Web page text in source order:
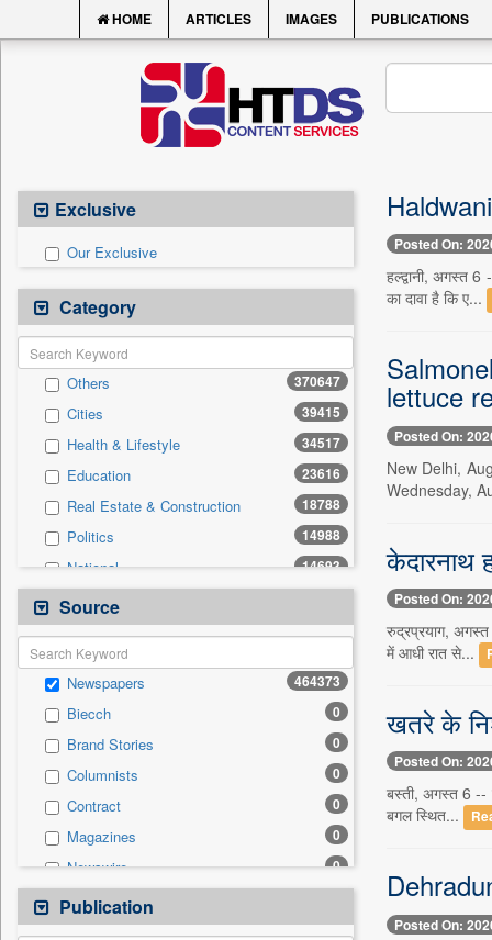
HOME ARTICLES IMAGES PUBLICATIONS
Exclusive
Our Exclusive
Category
Others 370647
Cities 39415
Health & Lifestyle 34517
Education 23616
Real Estate & Construction 18788
Politics 14988
National 14693
Technology
Business & Finance 12002
Sports
International 7740
Travel 3002
Employment 2205
Entertainment 2189
Auto 1393
General News 0
Government News 0
Press Release
Source
Newspapers 464373
Biecch 0
Brand Stories 0
Columnists 0
Contract 0
Magazines 0
Newswire 0
Online News
Patentwipo 0
Publication
Haldwani
Posted On:
हल्द्वानी, अगस्त
का दावा है कि ए...
lettuce
Posted On:
New Delhi,
Wednesday,
केदारनाथ
Posted On:
रुद्रप्रयाग,
में आधी रात से...
खतरे के
Posted On:
बस्ती, अगस्त 6 --
बगल स्थित...
Posted On: